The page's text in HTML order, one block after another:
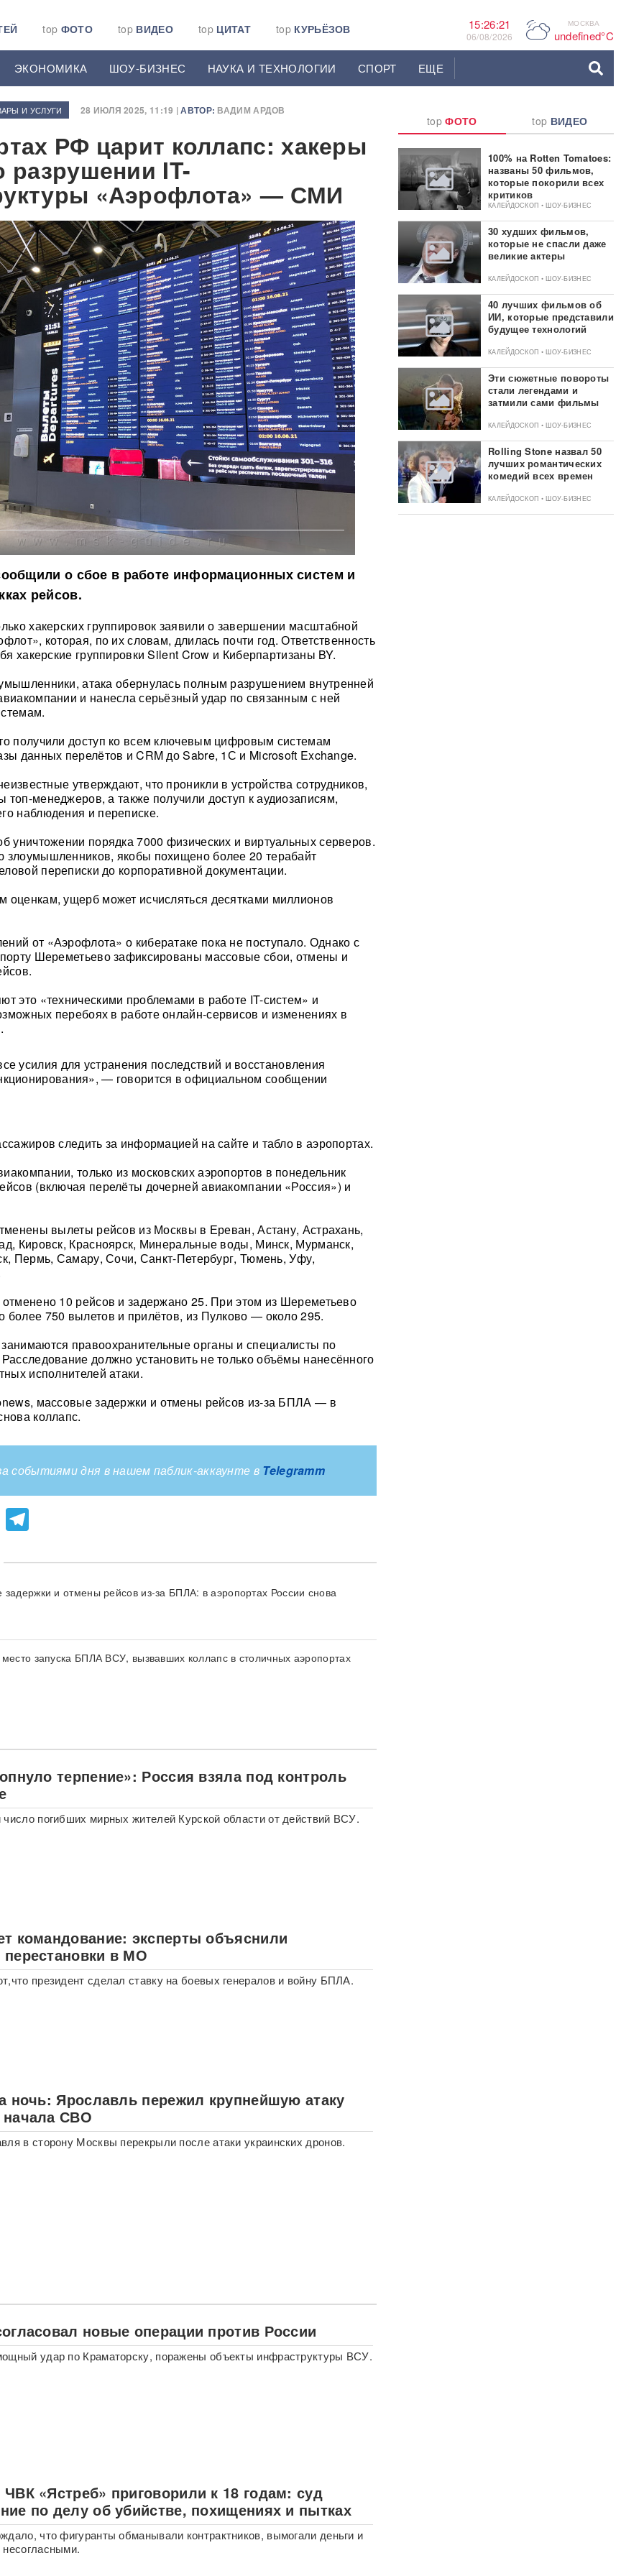
top ФОТО top ВИДЕО top ЦИТАТ top КУРЬЁЗОВ 15:26:22
06/08/2026 P МОСКВА
undefined°C
ЭКОНОМИКА ШОУ-БИЗНЕС НАУКА И ТЕХНОЛОГИИ СПОРТ ЕЩЕ
И УСЛУГИ 28 ИЮЛЯ 2025, 11:19 |АВТОР: ВАДИМ АРДОВ
РФ царит коллапс: хакеры
разрушении IT-
«Аэрофлота» — СМИ
о сбое в работе информационных систем и
рейсов.
хакерских группировок заявили о завершении масштабной
которая, по их словам, длилась почти год. Ответственность
хакерские группировки Silent Crow и Киберпартизаны BY.
атака обернулась полным разрушением внутренней
и нанесла серьёзный удар по связанным с ней
получили доступ ко всем ключевым цифровым системам
данных перелётов и CRM до Sabre, 1С и Microsoft Exchange.
утверждают, что проникли в устройства сотрудников,
топ-менеджеров, а также получили доступ к аудиозаписям,
наблюдения и переписке.
уничтожении порядка 7000 физических и виртуальных серверов.
злоумышленников, якобы похищено более 20 терабайт
переписки до корпоративной документации.
оценкам, ущерб может исчисляться десятками миллионов
от «Аэрофлота» о кибератаке пока не поступало. Однако с
Шереметьево зафиксированы массовые сбои, отмены и
это «техническими проблемами в работе IT-систем» и
перебоях в работе онлайн-сервисов и изменениях в
усилия для устранения последствий и восстановления
— говорится в официальном сообщении
следить за информацией на сайте и табло в аэропортах.
только из московских аэропортов в понедельник
(включая перелёты дочерней авиакомпании «Россия») и
вылеты рейсов из Москвы в Ереван, Астану, Астрахань,
Кировск, Красноярск, Минеральные воды, Минск, Мурманск,
Пермь, Самару, Сочи, Санкт-Петербург, Тюмень, Уфу,
10 рейсов и задержано 25. При этом из Шереметьево
более 750 вылетов и прилётов, из Пулково — около 295.
правоохранительные органы и специалисты по
должно установить не только объёмы нанесённого
исполнителей атаки.
массовые задержки и отмены рейсов из-за БПЛА — в
коллапс.
событиями дня в нашем паблик-аккаунте в Telegramm
Viber
и отмены рейсов из-за БПЛА: в аэропортах России снова
запуска БПЛА ВСУ, вызвавших коллапс в столичных аэропортах
терпение»: Россия взяла под контроль
погибших мирных жителей Курской области от действий ВСУ.
командование: эксперты объяснили
в МО
президент сделал ставку на боевых генералов и войну БПЛА.
ночь: Ярославль пережил крупнейшую атаку
СВО
в сторону Москвы перекрыли после атаки украинских дронов.
новые операции против России
удар по Краматорску, поражены объекты инфраструктуры ВСУ.
«Ястреб» приговорили к 18 годам: суд
по делу об убийстве, похищениях и пытках
что фигуранты обманывали контрактников, вымогали деньги и
topФОТО top ВИДЕО
100% на Rotten Tomatoes:
названы 50 фильмов,
которые покорили всех
критиков
КАЛЕЙДОСКОП • ШОУ-БИЗНЕС
30 худших фильмов,
которые не спасли даже
великие актеры
КАЛЕЙДОСКОП • ШОУ-БИЗНЕС
40 лучших фильмов об
ИИ, которые представили
будущее технологий
КАЛЕЙДОСКОП • ШОУ-БИЗНЕС
Эти сюжетные повороты
стали легендами и
затмили сами фильмы
КАЛЕЙДОСКОП • ШОУ-БИЗНЕС
Rolling Stone назвал 50
лучших романтических
комедий всех времен
КАЛЕЙДОСКОП • ШОУ-БИЗНЕС